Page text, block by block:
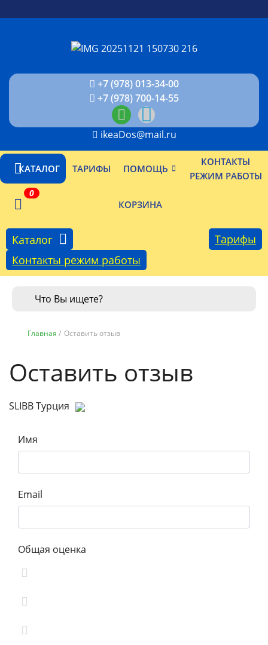
+7 (978) 013-34-00
+7 (978) 700-14-55
ikeaDos@mail.ru
КАТАЛОГ ТАРИФЫ ПОМОЩЬ
КОНТАКТЫ
РЕЖИМ РАБОТЫ
КОРЗИНА
0
Каталог
Тарифы
Контакты режим работы
Главная / Оставить отзыв
Оставить отзыв
SLIBB Турция
Имя
Email
Общая оценка